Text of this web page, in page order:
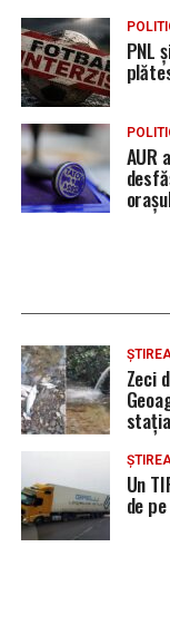
PNL
AUR
Zeci
Un
de